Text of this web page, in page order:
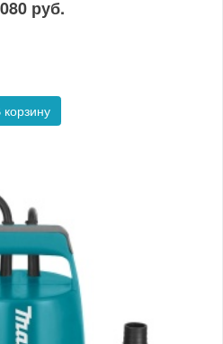
руб.
корзину